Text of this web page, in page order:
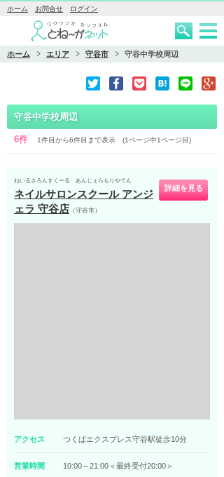
ホーム お問合せ ログイン
ホーム エリア 守谷市 守谷中学校周辺
守谷中学校周辺
6件 1件目から6件目まで表示 (1ページ中1ページ目)
ねいるさろんすくーる あんじぇらもりやてん
ネイルサロンスクール アンジ
ェラ 守谷店 （守谷市）
詳細を見る
アクセス つくばエクスプレス守谷駅徒歩10分
営業時間 10:00～21:00＜最終受付20:00＞